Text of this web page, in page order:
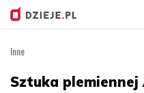
Inne
Sztuka